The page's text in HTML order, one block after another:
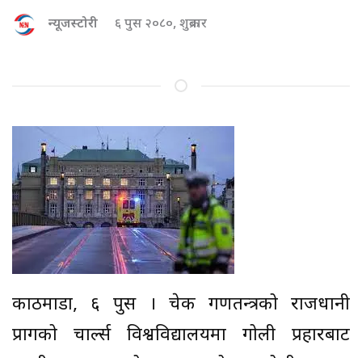
न्यूजस्टोरी ६ पुस २०८०, शुक्रबार
काठमाडौं, ६ पुस । चेक गणतन्त्रको राजधानी
प्रागको चार्ल्स विश्वविद्यालयमा गोली प्रहारबाट